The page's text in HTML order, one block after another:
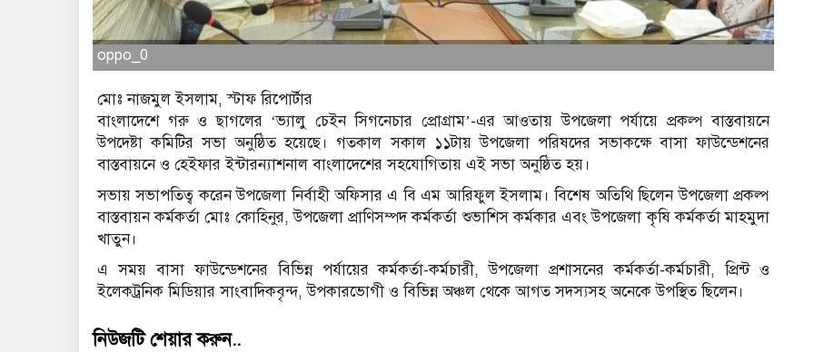
oppo_0
মোঃ নাজমুল ইসলাম, স্টাফ রিপোর্টার
বাংলাদেশে গরু ও ছাগলের ‘ভ্যালু চেইন সিগনেচার প্রোগ্রাম’-এর আওতায় উপজেলা পর্যায়ে প্রকল্প বাস্তবায়নে
উপদেষ্টা কমিটির সভা অনুষ্ঠিত হয়েছে। গতকাল সকাল ১১টায় উপজেলা পরিষদের সভাকক্ষে বাসা ফাউন্ডেশনের
বাস্তবায়নে ও হেইফার ইন্টারন্যাশনাল বাংলাদেশের সহযোগিতায় এই সভা অনুষ্ঠিত হয়।
সভায় সভাপতিত্ব করেন উপজেলা নির্বাহী অফিসার এ বি এম আরিফুল ইসলাম। বিশেষ অতিথি ছিলেন উপজেলা প্রকল্প
বাস্তবায়ন কর্মকর্তা মোঃ কোহিনুর, উপজেলা প্রাণিসম্পদ কর্মকর্তা শুভাশিস কর্মকার এবং উপজেলা কৃষি কর্মকর্তা মাহমুদা
খাতুন।
এ সময় বাসা ফাউন্ডেশনের বিভিন্ন পর্যায়ের কর্মকর্তা-কর্মচারী, উপজেলা প্রশাসনের কর্মকর্তা-কর্মচারী, প্রিন্ট ও
ইলেকট্রনিক মিডিয়ার সাংবাদিকবৃন্দ, উপকারভোগী ও বিভিন্ন অঞ্চল থেকে আগত সদস্যসহ অনেকে উপস্থিত ছিলেন।
নিউজটি শেয়ার করুন..